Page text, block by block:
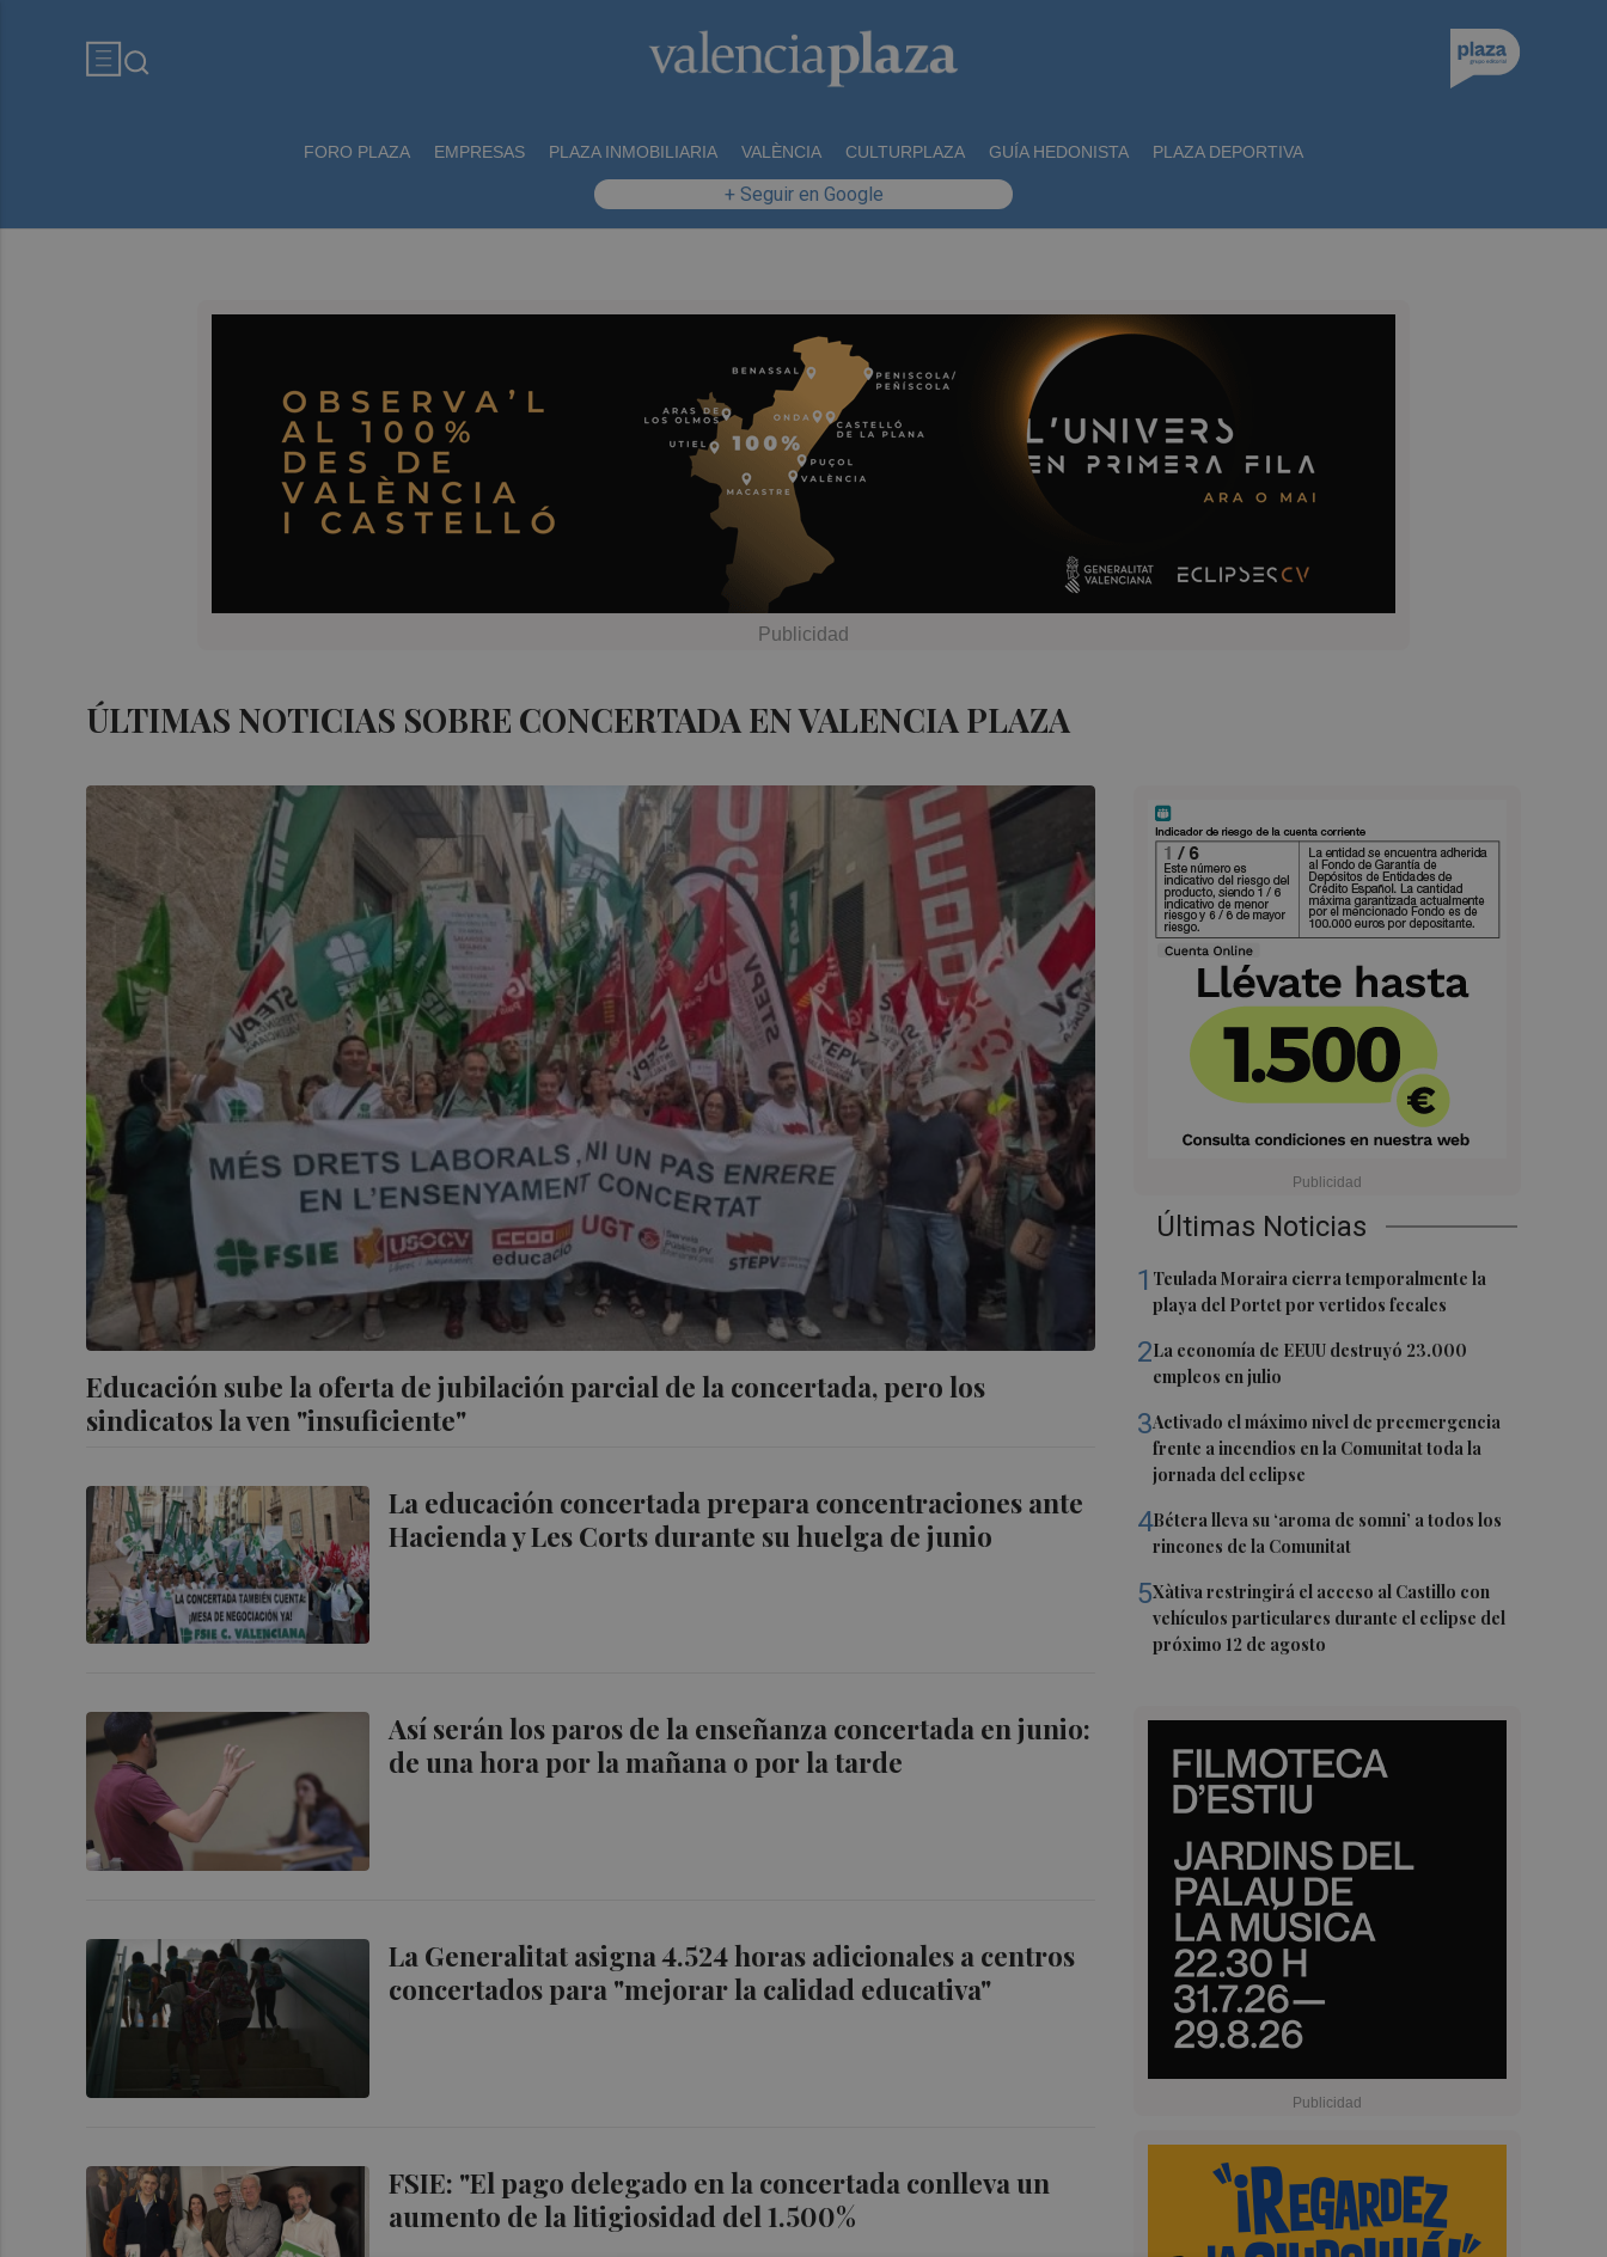
FORO PLAZA EMPRESAS PLAZA INMOBILIARIA VALÈNCIA CULTURPLAZA GUÍA HEDONISTA PLAZA DEPORTIVA
+ Seguir en Google
ÚLTIMAS NOTICIAS SOBRE CONCERTADA EN VALENCIA PLAZA
Educación sube la oferta de jubilación parcial de la concertada, pero los
sindicatos la ven "insuficiente"
La educación concertada prepara concentraciones ante
Hacienda y Les Corts durante su huelga de junio
Así serán los paros de la enseñanza concertada en junio:
de una hora por la mañana o por la tarde
La Generalitat asigna 4.524 horas adicionales a centros
concertados para "mejorar la calidad educativa"
FSIE: "El pago delegado en la concertada conlleva un
aumento de la litigiosidad del 1.500%
Últimas Noticias
1 Teulada Moraira cierra temporalmente la
playa del Portet por vertidos fecales
2La economía de EEUU destruyó 23.000
empleos en julio
3Activado el máximo nivel de preemergencia
frente a incendios en la Comunitat toda la
jornada del eclipse
4Bétera lleva su ‘aroma de somni’ a todos los
rincones de la Comunitat
5Xàtiva restringirá el acceso al Castillo con
vehículos particulares durante el eclipse del
próximo 12 de agosto